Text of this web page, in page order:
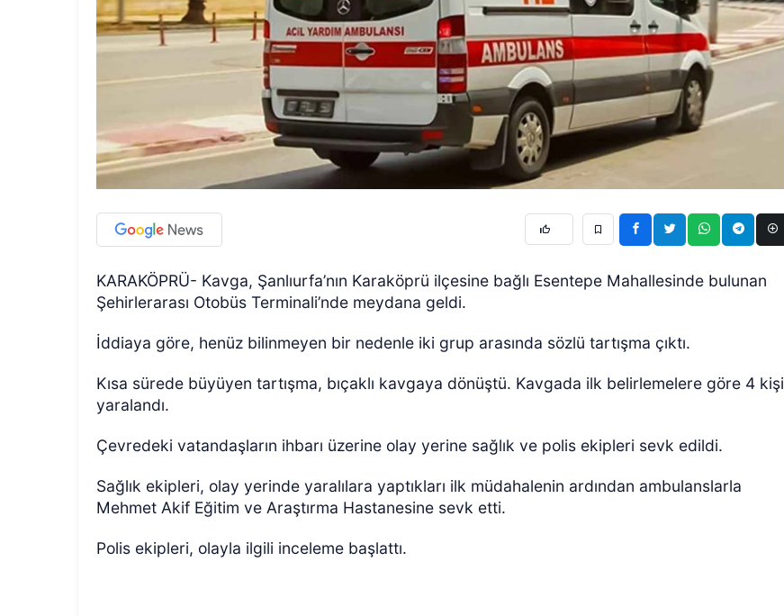
KARAKÖPRÜ- Kavga, Şanlıurfa’nın Karaköprü ilçesine bağlı Esentepe Mahallesinde bulunan
Şehirlerarası Otobüs Terminali’nde meydana geldi.
İddiaya göre, henüz bilinmeyen bir nedenle iki grup arasında sözlü tartışma çıktı.
Kısa sürede büyüyen tartışma, bıçaklı kavgaya dönüştü. Kavgada ilk belirlemelere göre 4 kişi
yaralandı.
Çevredeki vatandaşların ihbarı üzerine olay yerine sağlık ve polis ekipleri sevk edildi.
Sağlık ekipleri, olay yerinde yaralılara yaptıkları ilk müdahalenin ardından ambulanslarla
Mehmet Akif Eğitim ve Araştırma Hastanesine sevk etti.
Polis ekipleri, olayla ilgili inceleme başlattı.